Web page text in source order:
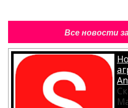
Все новости